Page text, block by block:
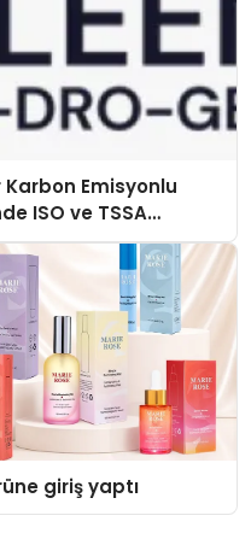
Karbon Emisyonlu
ISO ve TSSA
giriş yaptı